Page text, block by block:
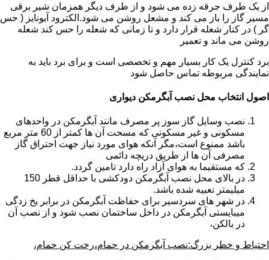
از یک طرف جرقه زده می شود و از طرف دیگر همزمان شیر برقی
مسیر گاز را باز می کند و مشعل روشن می شود.الکترود آیونایز ( حس
گر ) در کنار شعله قرار دارد و تا زمانی که شعله را حس کند شعله
روشن می ماند و تعمیر
برد کنترل یک کار بسیار مهم و تخصصی است و برای برد باید به
نمایندگی مربوطه تماس حاصل شود
اصول انتخاب محل نصب آبگرمکن دیواری
نصب وسایل گاز سوز پر مصرف مانند آبگرمکن در واحدهای
مسکونی و غیر مسکونی که مسحت آن ها کمتر از 60 متر مربع
باشد ممنوع است،مگر آنکه هوای مورد نیاز جهت احتراق گاز
مصرفی آن ها از طریق دریچه دائمی
که مستقیما به هوای آزاد راه دارد تامین گردد.
در بالای محل نصب آبگرمکن دودکشی با حداقل قطر 150
میلیمتر تعبیه شده باشد.
در شهر های سردسیر برای حفاظت آبگرمکن در برابر یخ زدگی
میبایستی آبگرمکن در داخل ساختمان نصب شود و از نصب آن
در بالکن،
احتیاط و خطر بزرگ:نصب آبگرمکن در حمام،رخت کن حمام،